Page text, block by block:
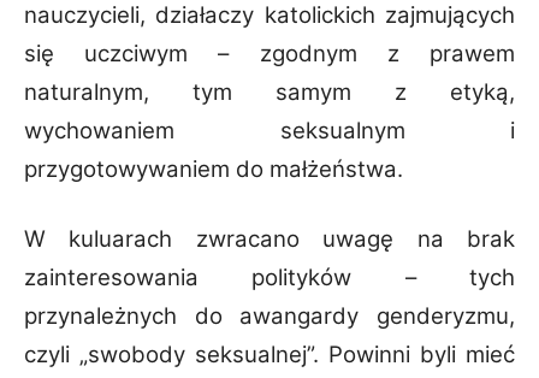
nauczycieli, działaczy katolickich zajmujących
się uczciwym – zgodnym z prawem
naturalnym, tym samym z etyką,
wychowaniem seksualnym i
przygotowywaniem do małżeństwa.
W kuluarach zwracano uwagę na brak
zainteresowania polityków – tych
przynależnych do awangardy genderyzmu,
czyli „swobody seksualnej”. Powinni byli mieć